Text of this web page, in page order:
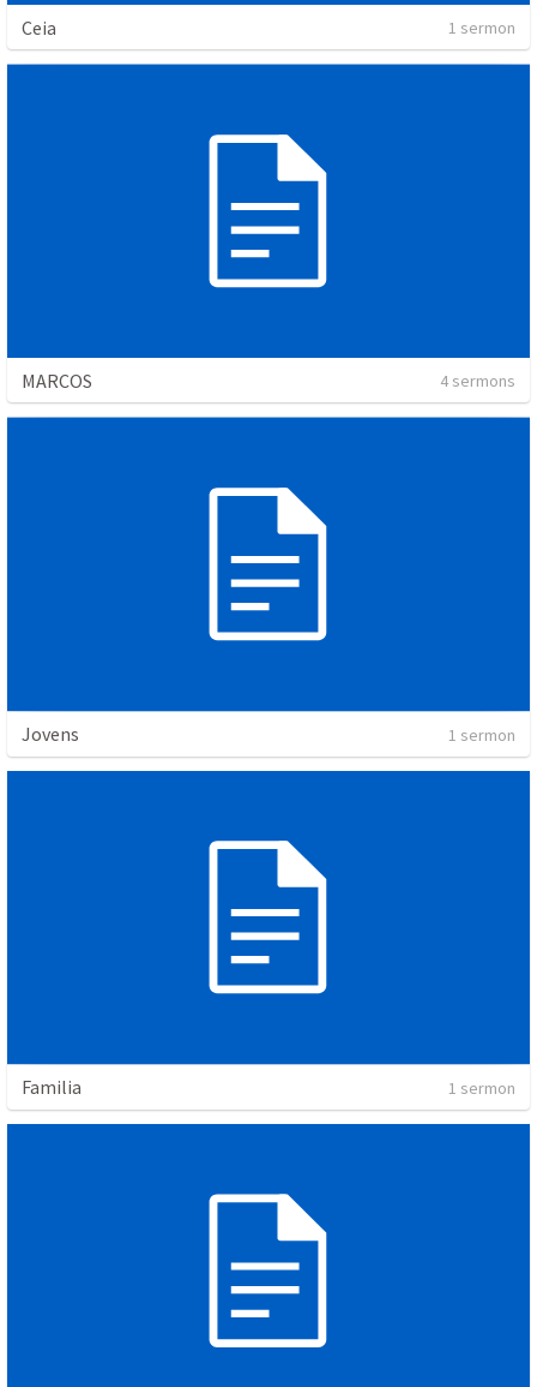
Ceia 1 sermon
MARCOS 4 sermons
Jovens 1 sermon
Familia 1 sermon